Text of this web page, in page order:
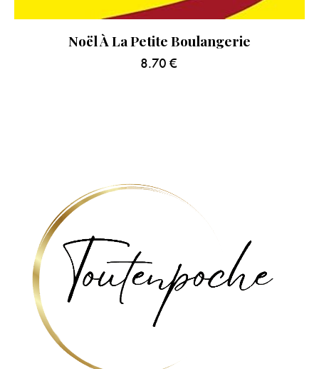
Noël À La Petite Boulangerie
8.70 €